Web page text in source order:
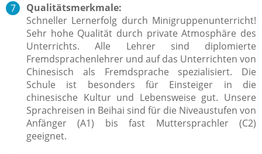
Qualitätsmerkmale:
Schneller Lernerfolg durch Minigruppenunterricht!
Sehr hohe Qualität durch private Atmosphäre des
Unterrichts. Alle Lehrer sind diplomierte
Fremdsprachenlehrer und auf das Unterrichten von
Chinesisch als Fremdsprache spezialisiert. Die
Schule ist besonders für Einsteiger in die
chinesische Kultur und Lebensweise gut. Unsere
Sprachreisen in Beihai sind für die Niveaustufen von
Anfänger (A1) bis fast Muttersprachler (C2)
geeignet.